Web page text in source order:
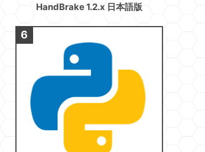
HandBrake 1.2.x 日本語版